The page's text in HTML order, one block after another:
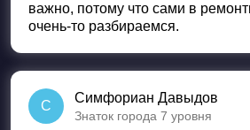
важно, потому что сами в
очень-то разбираемся.
С
Симфориан Давыдов
Знаток города 7 уровня